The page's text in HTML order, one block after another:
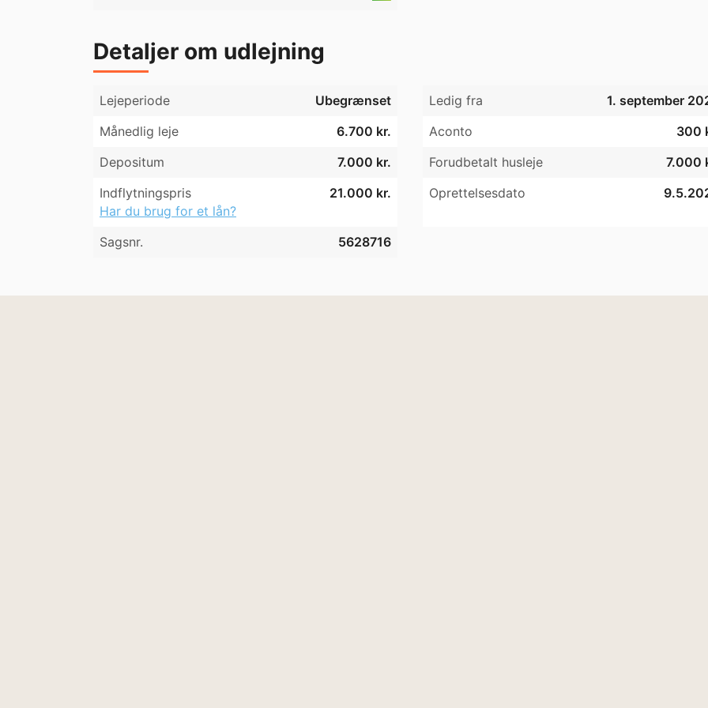
Detaljer om udlejning
Lejeperiode Ubegrænset Ledig fra
1. september
Månedlig leje
6.700 kr. Aconto
300
Depositum
7.000 kr. Forudbetalt husleje
7.000
Indflytningspris
21.000 kr.
Har du brug for et lån?
Oprettelsesdato
Sagsnr. 5628716